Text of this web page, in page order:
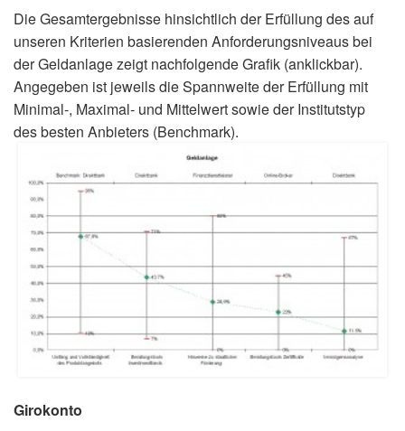
Die Gesamtergebnisse hinsichtlich der Erfüllung des auf
unseren Kriterien basierenden Anforderungsniveaus bei
der Geldanlage zeigt nachfolgende Grafik (anklickbar).
Angegeben ist jeweils die Spannweite der Erfüllung mit
Minimal-, Maximal- und Mittelwert sowie der Institutstyp
des besten Anbieters (Benchmark).
Girokonto